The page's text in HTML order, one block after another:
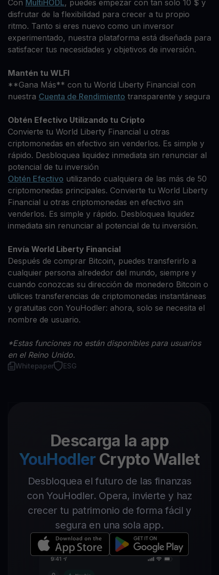
Con MultiHODL, puedes empezar con tan solo 10 $ y
disfrutar de la flexibilidad para crecer a tu propio
ritmo. Tanto si eres nuevo como un inversor
experimentado, nuestra plataforma está diseñada para
satisfacer tus necesidades y objetivos de inversión.
Mantén tu WLFI
**Gana Más** con tu World Liberty Financial con
nuestra Cuenta de Rendimiento transparente y segura
Obtén Efectivo Utilizando tu Cripto
Convierte tu World Liberty Financial u otras
criptomonedas en efectivo sin venderlos. Es simple y
rápido. Desbloquea liquidez inmediata sin renunciar al
potencial de tu inversión
Obtén Efectivo utilizando cualquiera de las más de 50
criptomonedas principales. Convierte tu World Liberty
Financial u otras criptomonedas en efectivo sin
venderlos. Es simple y rápido. Desbloquea liquidez
inmediata sin renunciar al potencial de tu inversión.
Envía World Liberty Financial
Después de comprar Bitcoin, puedes transferirlo a
cualquier persona alrededor del mundo, siempre y
cuando conozcas su dirección de monedero Bitcoin o
utilices transferencias de criptomonedas instantáneas
y gratuitas con YouHodler: ahora, solo se necesita el
nombre de usuario.
*Estas funciones no están disponibles para usuarios
en el Reino Unido.
Whitepaper ESG
Descarga la app
YouHodler Crypto Wallet
Desbloquea el futuro de las finanzas
con YouHodler. Opera, invierte y haz
crecer tu patrimonio de forma fácil y
segura en una sola app.